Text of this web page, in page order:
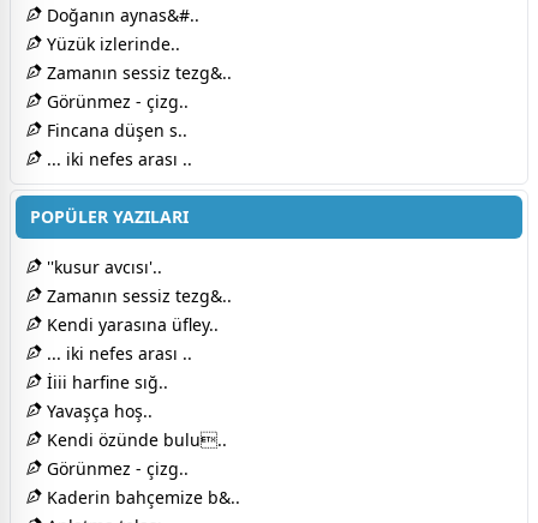
Doğanın aynas&#..
Yüzük izlerinde..
Zamanın sessiz tezg&..
Görünmez - çizg..
Fincana düşen s..
... iki nefes arası ..
POPÜLER YAZILARI
''kusur avcısı'..
Zamanın sessiz tezg&..
Kendi yarasına üfley..
... iki nefes arası ..
İiii harfine sığ..
Yavaşça hoş..
Kendi özünde bulu..
Görünmez - çizg..
Kaderin bahçemize b&..